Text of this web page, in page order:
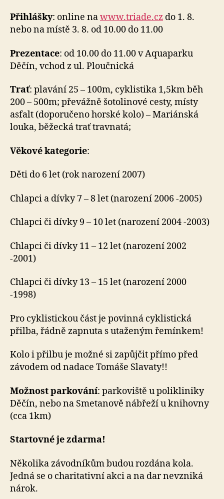
Přihlášky: online nawww.triade.cz do 1. 8.
nebo na místě 3. 8. od 10.00 do 11.00
Prezentace: od 10.00 do 11.00 v Aquaparku
Děčín, vchod z ul. Ploučnická
Trať: plavání 25 – 100m, cyklistika 1,5km běh
200 – 500m; převážně šotolinové cesty, místy
asfalt (doporučeno horské kolo) – Mariánská
louka, běžecká trať travnatá;
Věkové kategorie:
Děti do 6 let (rok narození 2007)
Chlapci a dívky 7 – 8 let (narození 2006 -2005)
Chlapci či dívky 9 – 10 let (narození 2004 -2003)
Chlapci či dívky 11 – 12 let (narození 2002
-2001)
Chlapci či dívky 13 – 15 let (narození 2000
-1998)
Pro cyklistickou část je povinná cyklistická
přilba, řádně zapnuta s utaženým řemínkem!
Kolo i přilbu je možné si zapůjčit přímo před
závodem od nadace Tomáše Slavaty!!
Možnost parkování: parkoviště u polikliniky
Děčín, nebo na Smetanově nábřeží u knihovny
(cca 1km)
Startovné je zdarma!
Několika závodníkům budou rozdána kola.
Jedná se o charitativní akci a na dar nevzniká
nárok.